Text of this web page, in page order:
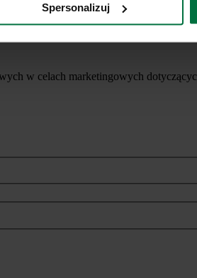
Spersonalizuj
w celach marketingowych